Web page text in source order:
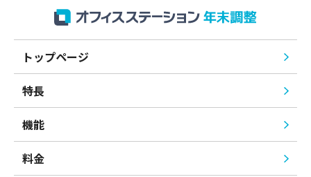
トップページ
特長
機能
料金